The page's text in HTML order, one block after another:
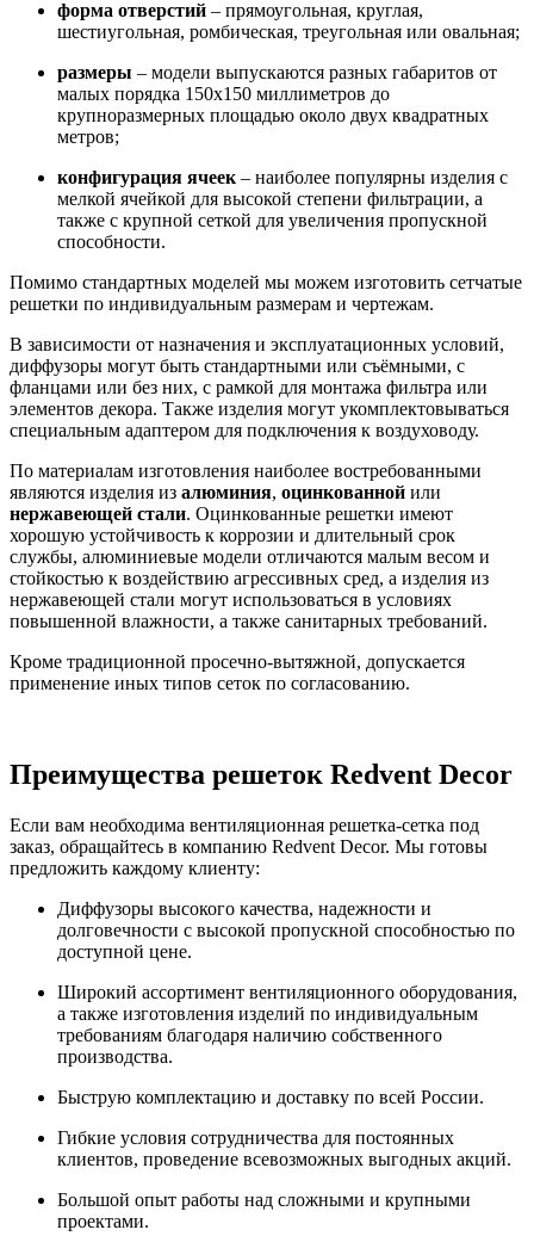
форма отверстий – прямоугольная, круглая,
шестиугольная, ромбическая, треугольная или овальная;
размеры – модели выпускаются разных габаритов от
малых порядка 150х150 миллиметров до
крупноразмерных площадью около двух квадратных
метров;
конфигурация ячеек– наиболее популярны изделия с
мелкой ячейкой для высокой степени фильтрации, а
также с крупной сеткой для увеличения пропускной
способности.
Помимо стандартных моделей мы можем изготовить сетчатые
решетки по индивидуальным размерам и чертежам.
В зависимости от назначения и эксплуатационных условий,
диффузоры могут быть стандартными или съёмными, с
фланцами или без них, с рамкой для монтажа фильтра или
элементов декора. Также изделия могут укомплектовываться
специальным адаптером для подключения к воздуховоду.
По материалам изготовления наиболее востребованными
являются изделия из алюминия, оцинкованной или
нержавеющей стали. Оцинкованные решетки имеют
хорошую устойчивость к коррозии и длительный срок
службы, алюминиевые модели отличаются малым весом и
стойкостью к воздействию агрессивных сред, а изделия из
нержавеющей стали могут использоваться в условиях
повышенной влажности, а также санитарных требований.
Кроме традиционной просечно-вытяжной, допускается
применение иных типов сеток по согласованию.
Преимущества решеток Redvent Decor
Если вам необходима вентиляционная решетка-сетка под
заказ, обращайтесь в компанию Redvent Decor. Мы готовы
предложить каждому клиенту:
Диффузоры высокого качества, надежности и
долговечности с высокой пропускной способностью по
доступной цене.
Широкий ассортимент вентиляционного оборудования,
а также изготовления изделий по индивидуальным
требованиям благодаря наличию собственного
производства.
Быструю комплектацию и доставку по всей России.
Гибкие условия сотрудничества для постоянных
клиентов, проведение всевозможных выгодных акций.
Большой опыт работы над сложными и крупными
проектами.